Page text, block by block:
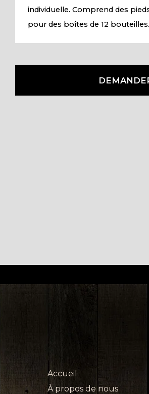
individuelle. Comprend des
pour des boîtes de 12 bouteilles.
Accueil
À propos de nous